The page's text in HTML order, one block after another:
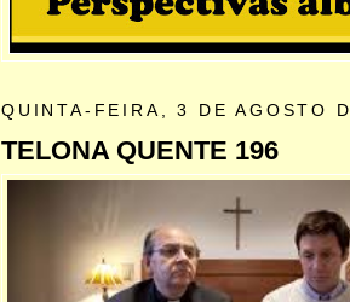
QUINTA-FEIRA, 3 DE AGOSTO
TELONA QUENTE 196